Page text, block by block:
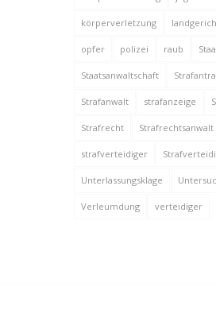
körperverletzung
opfer polizei raub
Staatsanwaltschaft
Strafanwalt strafanzeige
Strafrecht Strafrechtsanwalt
strafverteidiger
Unterlassungsklage
Verleumdung verteidiger